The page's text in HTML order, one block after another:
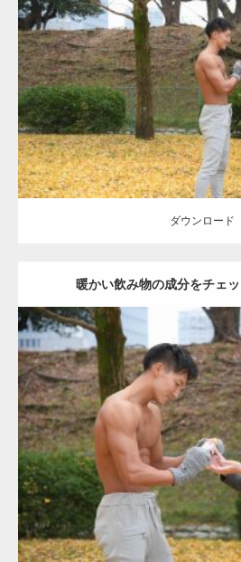
Update:
Category:公園のマッチョ その他
肩
ダウンロード
ダウンロード
暖かい飲み物の成分をチェ
Update:
Category:公園のマッチョ その他
肩
ダウンロード